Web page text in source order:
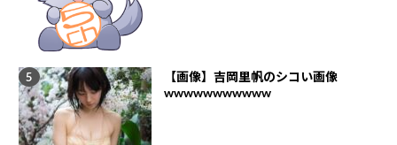
【画像】吉岡里帆のシコい画像
wwwwwwwwwww